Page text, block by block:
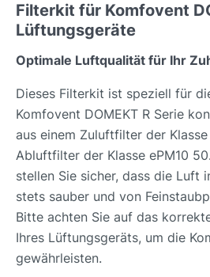
Filterkit für Komfovent
Lüftungsgeräte
Optimale Luftqualität für Ihr
Dieses Filterkit ist speziell für
Komfovent DOMEKT R Serie
aus einem Zuluftfilter der
Abluftfilter der Klasse ePM10
stellen Sie sicher, dass die Luft
stets sauber und von
Bitte achten Sie auf das
Ihres Lüftungsgeräts, um die
gewährleisten.